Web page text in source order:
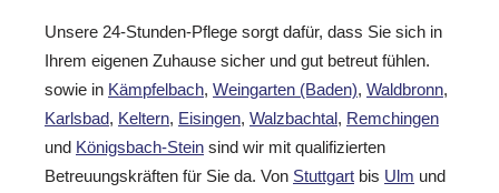
Unsere 24-Stunden-Pflege sorgt dafür, dass Sie sich in
Ihrem eigenen Zuhause sicher und gut betreut fühlen.
sowie in Kämpfelbach, Weingarten (Baden), Waldbronn,
Karlsbad, Keltern, Eisingen, Walzbachtal, Remchingen
und Königsbach-Stein sind wir mit qualifizierten
Betreuungskräften für Sie da. Von Stuttgart bis Ulm und